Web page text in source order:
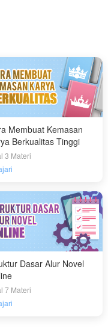
Membuat Kemasan
Berkualitas Tinggi
3 Materi
Dasar Alur Novel
7 Materi